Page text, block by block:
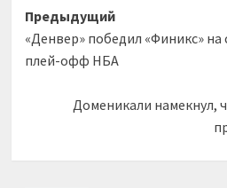
Навигация
записи
Предыдущий
«Денвер» победил «Финикс» на
плей-офф НБА
Доменикали намекнул,